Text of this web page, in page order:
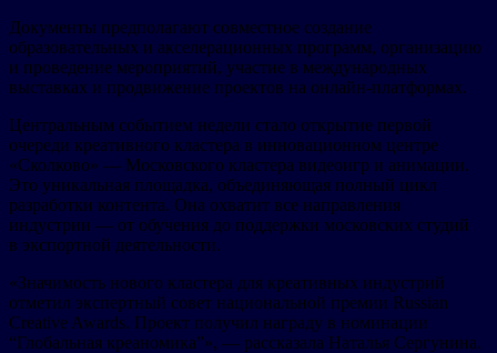
Документы предполагают совместное создание
образовательных и акселерационных программ, организацию
и проведение мероприятий, участие в международных
выставках и продвижение проектов на онлайн-платформах.
Центральным событием недели стало открытие первой
очереди креативного кластера в инновационном центре
«Сколково» — Московского кластера видеоигр и анимации.
Это уникальная площадка, объединяющая полный цикл
разработки контента. Она охватит все направления
индустрии — от обучения до поддержки московских студий
в экспортной деятельности.
«Значимость нового кластера для креативных индустрий
отметил экспертный совет национальной премии Russian
Creative Awards. Проект получил награду в номинации
“Глобальная креаномика”», — рассказала Наталья Сергунина.